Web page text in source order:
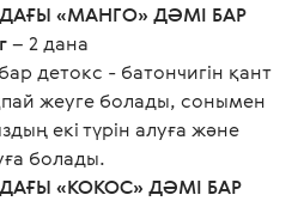
«МАНГО» ДӘМІ БАР
– 2 дана
детокс - батончигін қант
жеуге болады, сонымен
екі түрін алуға және
болады.
«КОКОС» ДӘМІ БАР